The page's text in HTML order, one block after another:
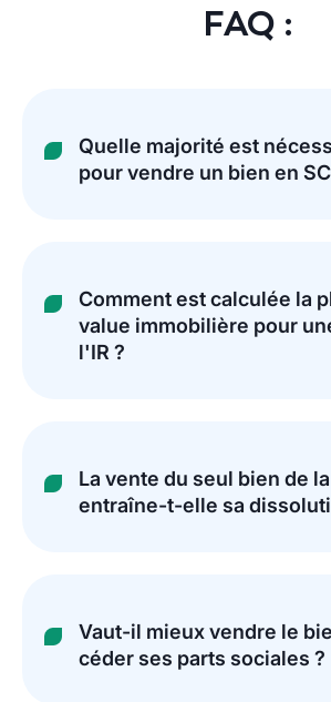
FAQ :
Quelle majorité est
pour vendre un bien en
Comment est calculée la
value immobilière pour
l'IR ?
La vente du seul bien de la
entraîne-t-elle sa
Vaut-il mieux vendre le
céder ses parts sociales ?